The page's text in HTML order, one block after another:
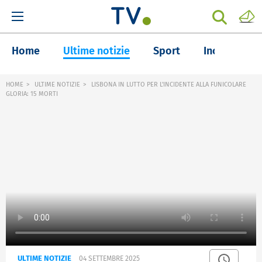
Home Ultime notizie Sport Inchieste
HOME ULTIME NOTIZIE
LISBONA IN LUTTO PER L'INCIDENTE ALLA FUNICOLARE
GLORIA: 15 MORTI
ULTIME NOTIZIE 04 SETTEMBRE 2025